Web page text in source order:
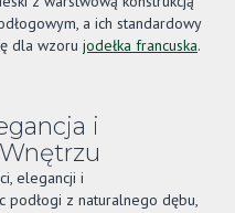
a ich standardowy
dla wzoru jodełka francuska.
i
elegancji i
podłogi z naturalnego dębu,